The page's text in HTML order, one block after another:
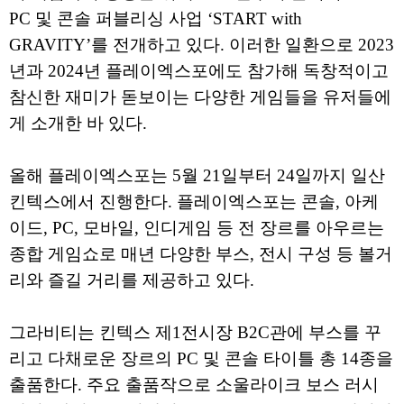
PC 및 콘솔 퍼블리싱 사업 ‘START with
GRAVITY’를 전개하고 있다. 이러한 일환으로 2023
년과 2024년 플레이엑스포에도 참가해 독창적이고
참신한 재미가 돋보이는 다양한 게임들을 유저들에
게 소개한 바 있다.
올해 플레이엑스포는 5월 21일부터 24일까지 일산
킨텍스에서 진행한다. 플레이엑스포는 콘솔, 아케
이드, PC, 모바일, 인디게임 등 전 장르를 아우르는
종합 게임쇼로 매년 다양한 부스, 전시 구성 등 볼거
리와 즐길 거리를 제공하고 있다.
그라비티는 킨텍스 제1전시장 B2C관에 부스를 꾸
리고 다채로운 장르의 PC 및 콘솔 타이틀 총 14종을
출품한다. 주요 출품작으로 소울라이크 보스 러시